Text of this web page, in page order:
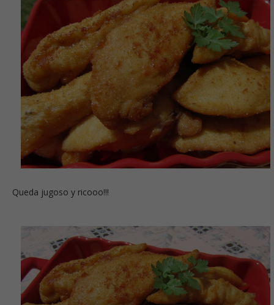
Queda jugoso y ricooo!!!